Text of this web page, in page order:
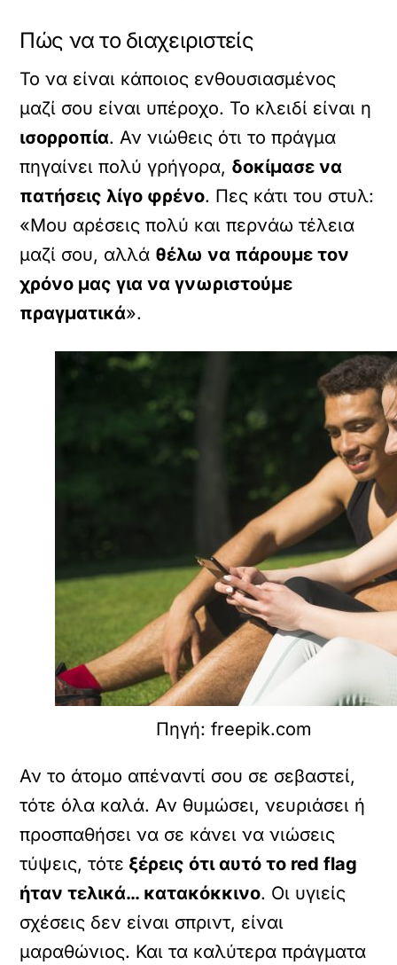
Πώς να το διαχειριστείς
Το να είναι κάποιος ενθουσιασμένος
μαζί σου είναι υπέροχο. Το κλειδί είναι η
ισορροπία. Αν νιώθεις ότι το πράγμα
πηγαίνει πολύ γρήγορα, δοκίμασε να
πατήσεις λίγο φρένο. Πες κάτι του στυλ:
«Μου αρέσεις πολύ και περνάω τέλεια
μαζί σου, αλλά θέλω να πάρουμε τον
χρόνο μας για να γνωριστούμε
πραγματικά».
Πηγή: freepik.com
Αν το άτομο απέναντί σου σε σεβαστεί,
τότε όλα καλά. Αν θυμώσει, νευριάσει ή
προσπαθήσει να σε κάνει να νιώσεις
τύψεις, τότε ξέρεις ότι αυτό το red flag
ήταν τελικά… κατακόκκινο. Οι υγιείς
σχέσεις δεν είναι σπριντ, είναι
μαραθώνιος. Και τα καλύτερα πράγματα